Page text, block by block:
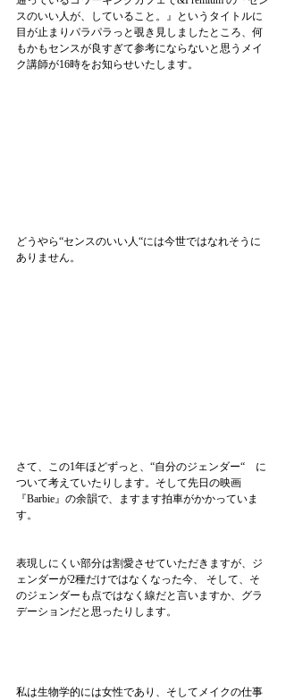
スのいい人が、していること。』というタイトルに
目が止まりパラパラっと覗き見しましたところ、何
もかもセンスが良すぎて参考にならないと思うメイ
ク講師が16時をお知らせいたします。
どうやら“センスのいい人“には今世ではなれそうに
ありません。
さて、この1年ほどずっと、“自分のジェンダー“　に
ついて考えていたりします。そして先日の映画
『Barbie』の余韻で、ますます拍車がかかっていま
す。
表現しにくい部分は割愛させていただきますが、ジ
ェンダーが2種だけではなくなった今、 そして、そ
のジェンダーも点ではなく線だと言いますか、グラ
デーションだと思ったりします。
私は生物学的には女性であり、そしてメイクの仕事